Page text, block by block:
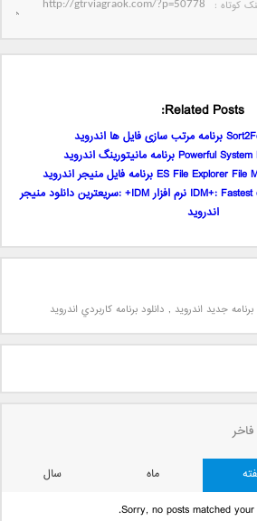
کوتاه‌ :
Related Posts:
دانلود IDM+: Fastest download manager 5.5 نرم افزار IDM+ :سریعترین دانلود منیجر
اندروید
برنامه جديد اندرويد , دانلود برنامه کاربردي اندرويد
ماه
سال
Sorry, no posts matched your